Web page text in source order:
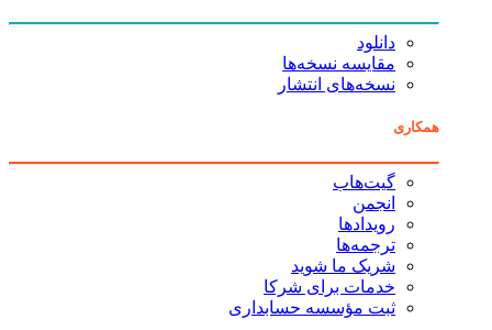
دانلود
مقایسه نسخه‌ها
نسخه‌های انتشار
همکاری
گیت‌هاب
انجمن
رویدادها
ترجمه‌ها
شریک ما شوید
خدمات برای شرکا
ثبت مؤسسه حسابداری